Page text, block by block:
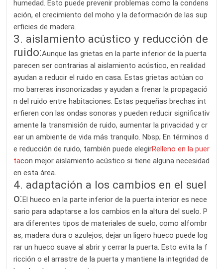
humedad. Esto puede prevenir problemas como la condens
ación, el crecimiento del moho y la deformación de las sup
erficies de madera.
3. aislamiento acústico y reducción de
ruido:Aunque las grietas en la parte inferior de la puerta
parecen ser contrarias al aislamiento acústico, en realidad
ayudan a reducir el ruido en casa. Estas grietas actúan co
mo barreras insonorizadas y ayudan a frenar la propagació
n del ruido entre habitaciones. Estas pequeñas brechas int
erfieren con las ondas sonoras y pueden reducir significativ
amente la transmisión de ruido, aumentar la privacidad y cr
ear un ambiente de vida más tranquilo. Nbsp; En términos d
e reducción de ruido, también puede elegirRelleno en la puer
tacon mejor aislamiento acústico si tiene alguna necesidad
en esta área.
4. adaptación a los cambios en el suel
o: El hueco en la parte inferior de la puerta interior es nece
sario para adaptarse a los cambios en la altura del suelo. P
ara diferentes tipos de materiales de suelo, como alfombr
as, madera dura o azulejos, dejar un ligero hueco puede log
rar un hueco suave al abrir y cerrar la puerta. Esto evita la f
ricción o el arrastre de la puerta y mantiene la integridad de